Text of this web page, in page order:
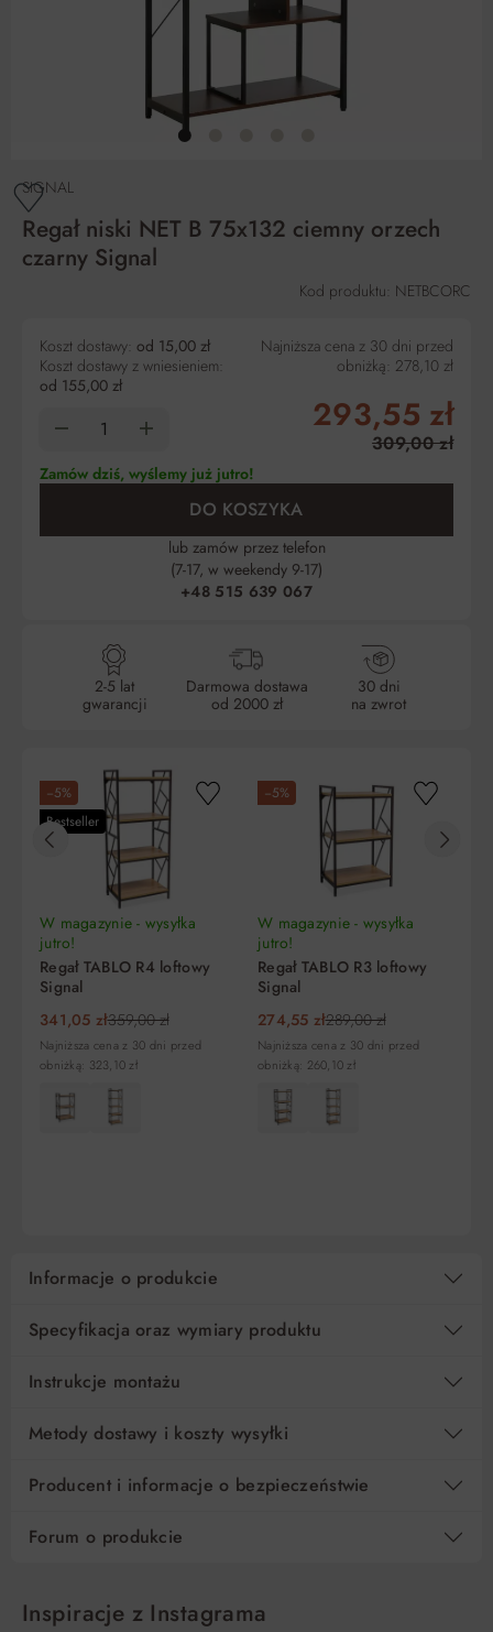
SIGNAL
Regał niski NET B 75x132 ciemny orzech
czarny Signal
Kod produktu: NETBCORC
Koszt dostawy: od 15,00 zł
Koszt dostawy z wniesieniem:
od 155,00 zł
Najniższa cena z 30 dni przed
obniżką: 278,10 zł
293,55 zł
309,00 zł
Zamów dziś, wyślemy już jutro!
DO KOSZYKA
lub zamów przez telefon
(7-17, w weekendy 9-17)
+48 515 639 067
2-5 lat
gwarancji
Darmowa dostawa
od 2000 zł
30 dni
na zwrot
−5%
Bestseller
W magazynie - wysyłka
jutro!
Regał TABLO R4 loftowy
Signal
341,05 zł359,00 zł
Najniższa cena z 30 dni przed
obniżką: 323,10 zł
−5%
W magazynie - wysyłka
jutro!
Regał TABLO R3 loftowy
Signal
274,55 zł289,00 zł
Najniższa cena z 30 dni przed
obniżką: 260,10 zł
Informacje o produkcie
Specyfikacja oraz wymiary produktu
Instrukcje montażu
Metody dostawy i koszty wysyłki
Producent i informacje o bezpieczeństwie
Forum o produkcie
Inspiracje z Instagrama